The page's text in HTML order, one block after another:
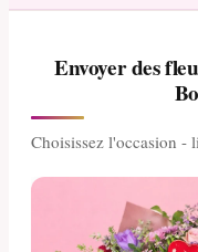
Envoyer des
Choisissez l'occasion -